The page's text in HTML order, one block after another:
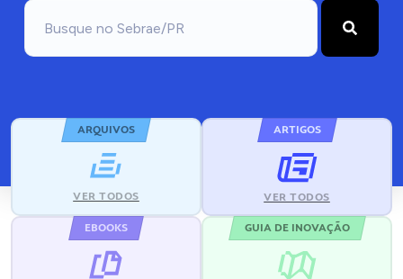
ARQUIVOS
VER TODOS
ARTIGOS
VER TODOS
EBOOKS GUIA DE INOVAÇÃO